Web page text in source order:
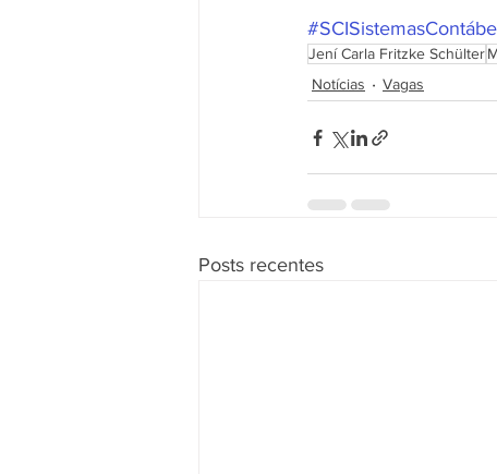
Jení Carla Fritzke Schülter
Notícias
Vagas
Posts recentes